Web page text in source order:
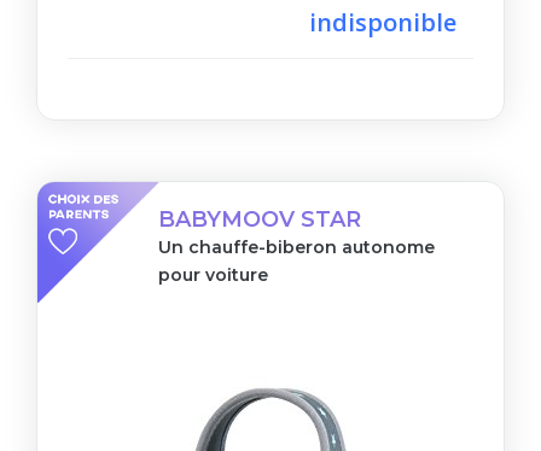
indisponible
BABYMOOV STAR
Un chauffe-biberon autonome
pour voiture